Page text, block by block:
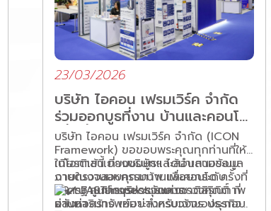
23/03/2026
บริษัท ไอคอน เฟรมเวิร์ค จำกัด
ร่วมออกบูธที่งาน บ้านและคอนโด
ครั้งที่ 49
บริษัท ไอคอน เฟรมเวิร์ค จำกัด (ICON
Framework) ขอขอบพระคุณทุกท่านที่ให้
เกียรติเข้าเยี่ยมชมบูธและสอบถามข้อมูล
ภายในงานมหกรรมบ้านและคอนโด ครั้งที่
49 ณ ศูนย์การประชุมแห่งชาติสิริกิติ์ ที่
ผ่านมา
ในโอกาสนี้ ทางบริษัทฯ ได้นำเสนอระบบ
งานตรวจสอบคุณภาพ เพื่อยกระดับ
มาตรฐานการบริหารจัดการ
อสังหาริมทรัพย์อย่างครบวงจร ประกอบ
FASTInspect: ระบบตรวจคุณภาพ
งานก่อสร้าง เหมาะสำหรับเจ้าของธุรกิจ